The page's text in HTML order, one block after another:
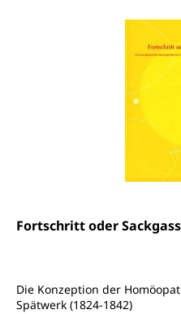
Fortschritt oder
Die Konzeption der
Spätwerk (1824-1842)